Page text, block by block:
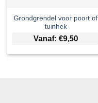
Grondgrendel voor poort of
tuinhek
Vanaf: €9,50